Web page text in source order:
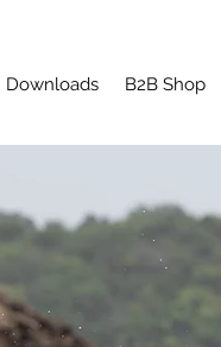
Downloads B2B Shop